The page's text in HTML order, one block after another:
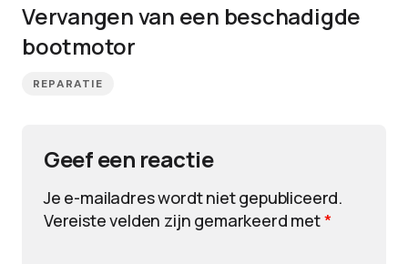
Vervangen van een beschadigde
bootmotor
REPARATIE
Geef een reactie
Je e-mailadres wordt niet gepubliceerd.
Vereiste velden zijn gemarkeerd met*